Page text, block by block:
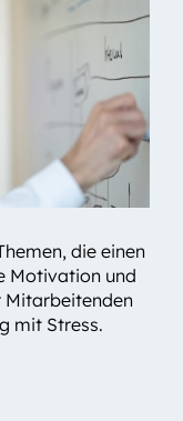
die einen
Motivation und
mit Stress.